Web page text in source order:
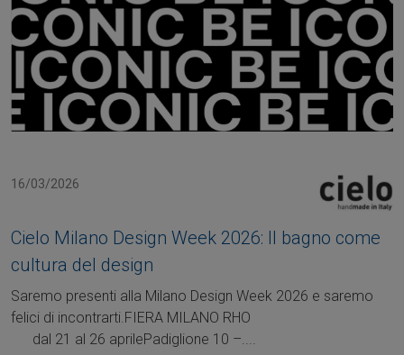
16/03/2026
Cielo Milano Design Week 2026: Il bagno come
cultura del design
Saremo presenti alla Milano Design Week 2026 e saremo
felici di incontrarti.FIERA MILANO RHO
dal 21 al 26 aprilePadiglione 10 –....